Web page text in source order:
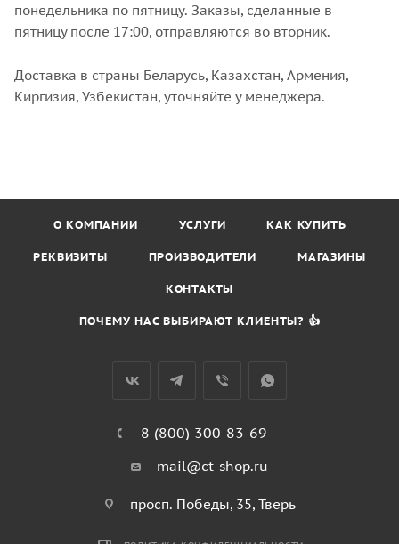
понедельника по пятницу. Заказы, сделанные в
пятницу после 17:00, отправляются во вторник.
Доставка в страны Беларусь, Казахстан, Армения,
Киргизия, Узбекистан, уточняйте у менеджера.
О КОМПАНИИ УСЛУГИ КАК КУПИТЬ
РЕКВИЗИТЫ ПРОИЗВОДИТЕЛИ МАГАЗИНЫ
КОНТАКТЫ
ПОЧЕМУ НАС ВЫБИРАЮТ КЛИЕНТЫ? 👍
8 (800) 300-83-69
mail@ct-shop.ru
просп. Победы, 35, Тверь